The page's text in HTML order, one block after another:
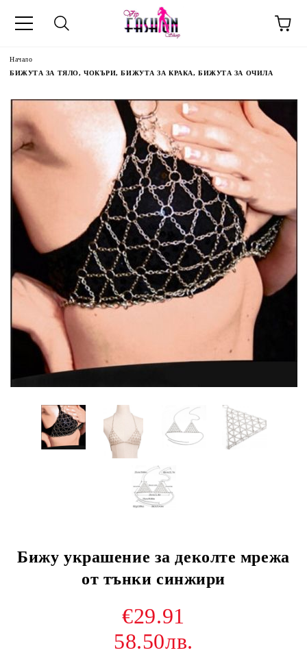
Начало
БИЖУТА ЗА ТЯЛО, ЧОКЪРИ, БИЖУТА ЗА КРАКА, БИЖУТА ЗА ОЧИЛА
Бижу украшение за деколте мрежа
от тънки синжири
€29.91
58.50лв.